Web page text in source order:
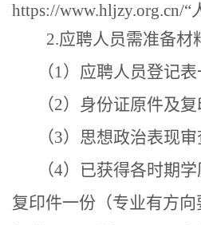
https://www.hljzy.org.cn/“
2.应聘人员需准备材
（1）应聘人员登记表
（2）身份证原件及复
（3） 思想政治表现
（4）已获得各时期学
复印件一份（专业有方